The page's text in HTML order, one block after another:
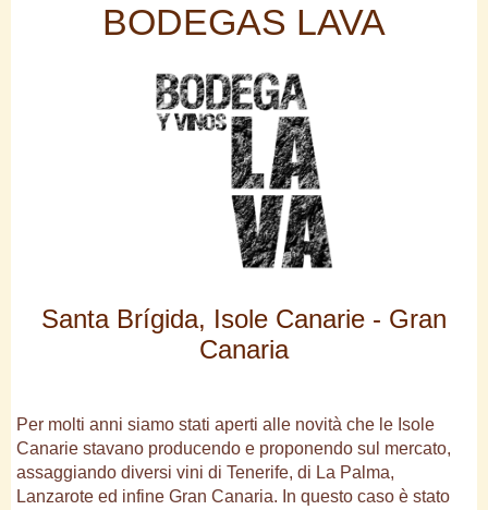
BODEGAS LAVA
Santa Brígida, Isole Canarie - Gran
Canaria
Per molti anni siamo stati aperti alle novità che le Isole
Canarie stavano producendo e proponendo sul mercato,
assaggiando diversi vini di Tenerife, di La Palma,
Lanzarote ed infine Gran Canaria. In questo caso è stato